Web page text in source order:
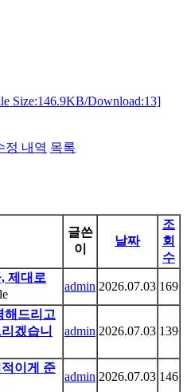
Size:146.9KB/Download:13]
정 내역 목록
글쓴
이
날짜
조
회
수
제대로
admin 2026.07.03 169
해드리고
겠습니
admin 2026.07.03 139
이게 준
admin 2026.07.03 146